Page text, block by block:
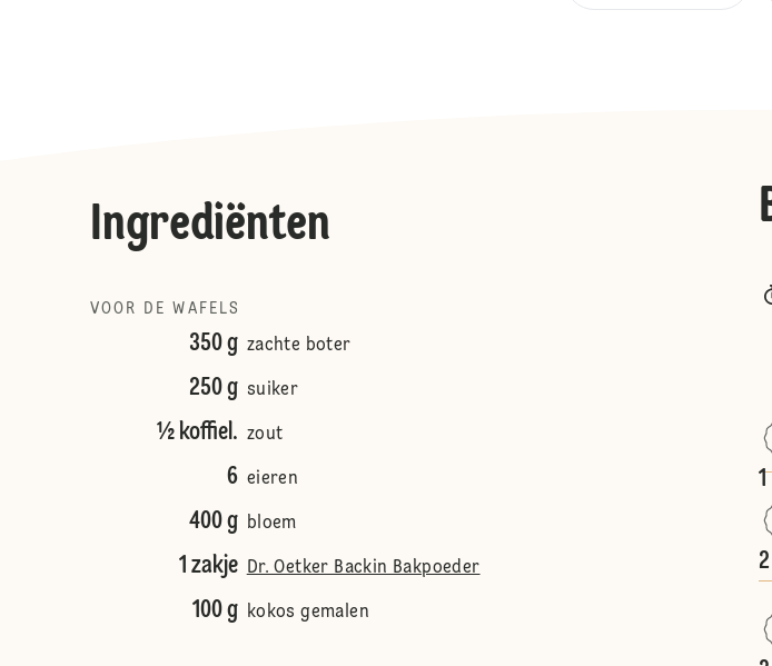
Ingrediënten
VOOR DE WAFELS
350 g zachte boter
250 g suiker
½ koffiel. zout
6 eieren
400 g bloem
1 zakje Dr. Oetker Backin Bakpoeder
100 g kokos gemalen
1
2